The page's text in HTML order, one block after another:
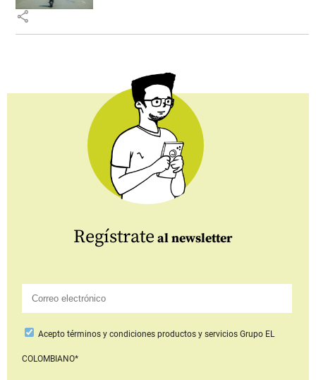
share
Regístrate al newsletter
Aceptotérminos y condiciones productos y serviciosGrupo EL
COLOMBIANO*